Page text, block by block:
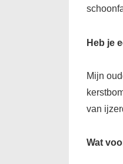
Heb je
Mijn
van
Wat